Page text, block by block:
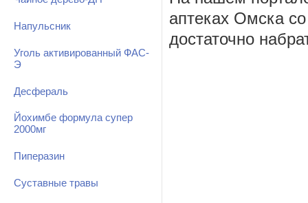
Напульсник
Уголь активированный ФАС-
Э
Десфераль
Йохимбе формула супер
2000мг
Пиперазин
Суставные травы
аптеках Омска
достаточно